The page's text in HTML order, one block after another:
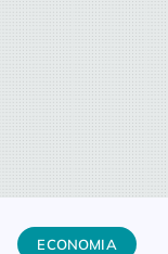
Home Economia
ECONOMIA